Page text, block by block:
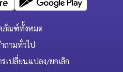
ภัณฑ์ทั้งหมด
ถามทั่วไป
เปลี่ยนแปลง/ยกเลิก